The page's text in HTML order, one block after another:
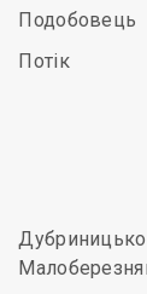
Подобовець
Потік